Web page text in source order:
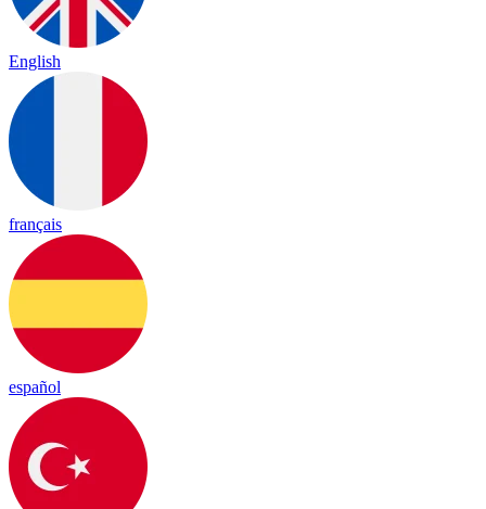
English
français
español